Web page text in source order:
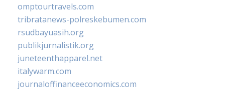
omptourtravels.com
tribratanews-polreskebumen.com
rsudbayuasih.org
publikjurnalistik.org
juneteenthapparel.net
italywarm.com
journaloffinanceeconomics.com